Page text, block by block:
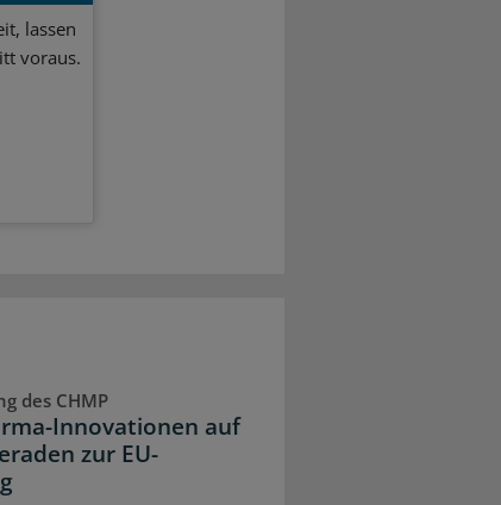
lassen
voraus.
des CHMP
Innovationen auf
zur EU-